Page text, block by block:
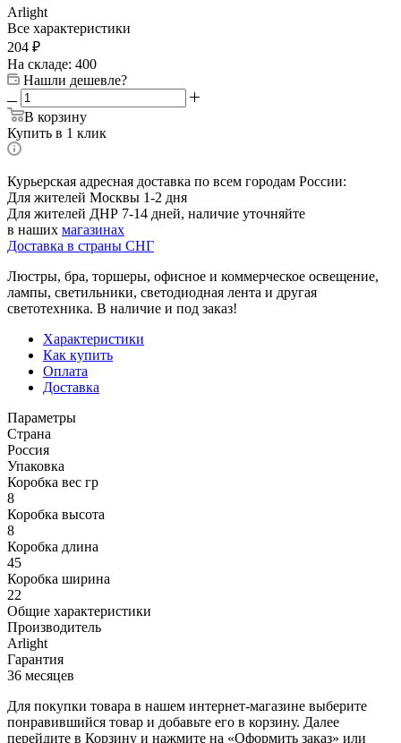
Arlight
Все характеристики
204 ₽
На складе: 400
Нашли дешевле?
В корзину
Купить в 1 клик
Курьерская адресная доставка по всем городам России:
Для жителей Москвы 1-2 дня
Для жителей ДНР 7-14 дней, наличие уточняйте
в наших магазинах
Доставка в страны СНГ
Люстры, бра, торшеры, офисное и коммерческое освещение,
лампы, светильники, светодиодная лента и другая
светотехника. В наличие и под заказ!
Характеристики
Как купить
Оплата
Доставка
Параметры
Страна
Россия
Упаковка
Коробка вес гр
8
Коробка высота
8
Коробка длина
45
Коробка ширина
22
Общие характеристики
Производитель
Arlight
Гарантия
36 месяцев
Для покупки товара в нашем интернет-магазине выберите
понравившийся товар и добавьте его в корзину. Далее
перейдите в Корзину и нажмите на «Оформить заказ» или